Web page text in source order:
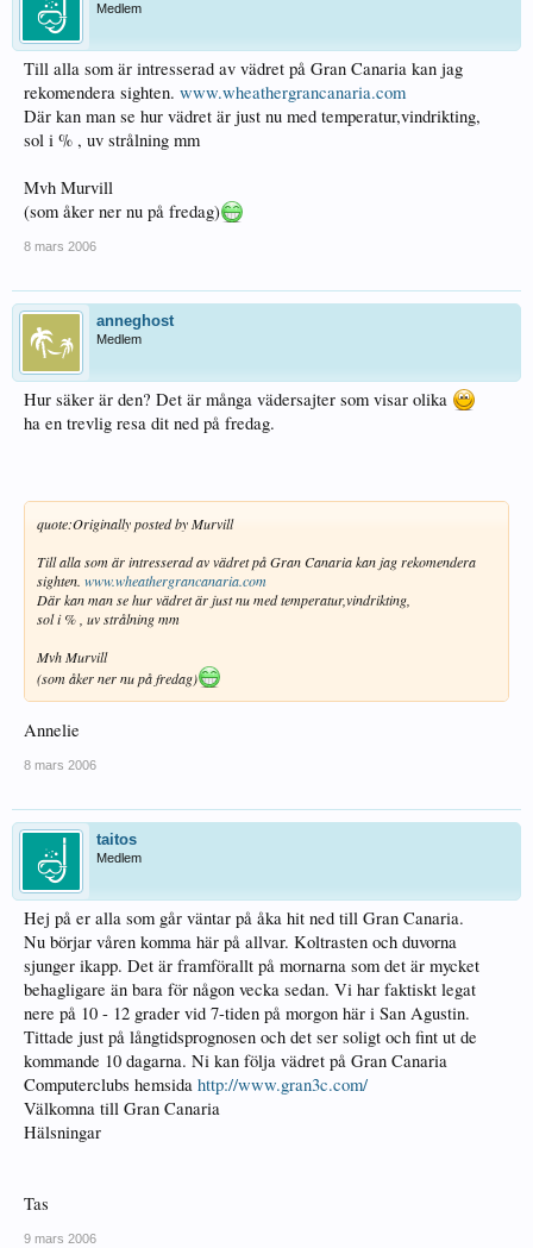
Medlem
Till alla som är intresserad av vädret på Gran Canaria kan jag
rekomendera sighten. www.wheathergrancanaria.com
Där kan man se hur vädret är just nu med temperatur,vindrikting,
sol i % , uv strålning mm
Mvh Murvill
(som åker ner nu på fredag)
8 mars 2006
anneghost
Medlem
Hur säker är den? Det är många vädersajter som visar olika
ha en trevlig resa dit ned på fredag.
quote:Originally posted by Murvill
Till alla som är intresserad av vädret på Gran Canaria kan jag rekomendera
sighten. www.wheathergrancanaria.com
Där kan man se hur vädret är just nu med temperatur,vindrikting,
sol i % , uv strålning mm
Mvh Murvill
(som åker ner nu på fredag)
Annelie
8 mars 2006
taitos
Medlem
Hej på er alla som går väntar på åka hit ned till Gran Canaria.
Nu börjar våren komma här på allvar. Koltrasten och duvorna
sjunger ikapp. Det är framförallt på mornarna som det är mycket
behagligare än bara för någon vecka sedan. Vi har faktiskt legat
nere på 10 - 12 grader vid 7-tiden på morgon här i San Agustin.
Tittade just på långtidsprognosen och det ser soligt och fint ut de
kommande 10 dagarna. Ni kan följa vädret på Gran Canaria
Computerclubs hemsida http://www.gran3c.com/
Välkomna till Gran Canaria
Hälsningar
Tas
9 mars 2006